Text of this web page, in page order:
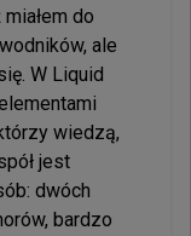
do
ale
W Liquid
wiedzą,
jest
dwóch
bardzo